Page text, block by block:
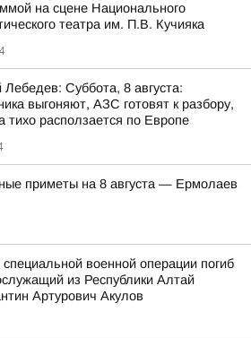
на сцене Национального
театра им. П.В. Кучияка
Лебедев: Суббота, 8 августа:
выгоняют, АЗС готовят к разбору,
тихо расползается по Европе
пpимeты нa 8 aвгуcтa — Epмoлaeв
военной операции погиб
из Республики Алтай
Артурович Акулов